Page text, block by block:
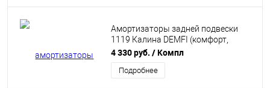
Амортизаторы задней подвески
1119 Калина DEMFI (комфорт,
масляные) 2шт SRC1900
4 330 руб. / Компл
Подробнее